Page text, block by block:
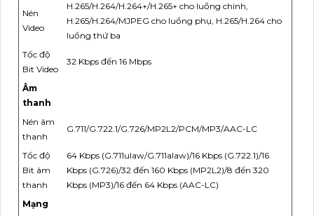
Nén
Video
H.265/H.264/H.264+/H.265+ cho luồng chính,
H.265/H.264/MJPEG cho luồng phụ, H.265/H.264 cho
luồng thứ ba
Tốc độ
Bit Video
32 Kbps đến 16 Mbps
Âm
thanh
Nén âm
thanh
G.711/G.722.1/G.726/MP2L2/PCM/MP3/AAC-LC
Tốc độ
Bit âm
thanh
64 Kbps (G.711ulaw/G.711alaw)/16 Kbps (G.722.1)/16
Kbps (G.726)/32 đến 160 Kbps (MP2L2)/8 đến 320
Kbps (MP3)/16 đến 64 Kbps (AAC-LC)
Mạng